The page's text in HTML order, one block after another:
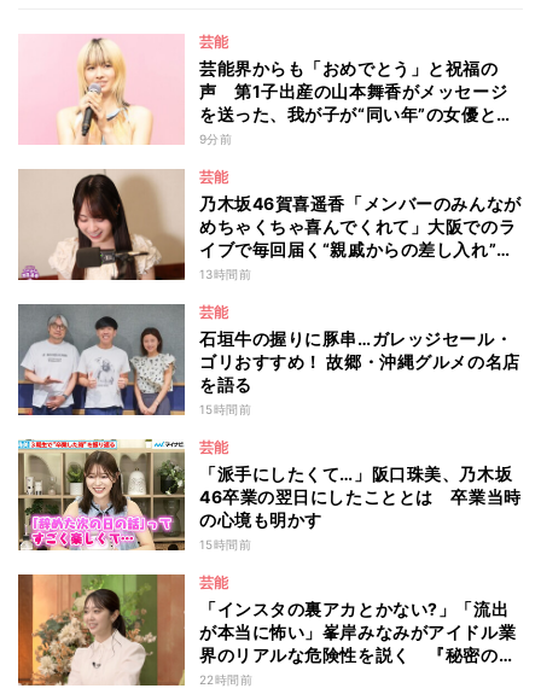
芸能
芸能界からも「おめでとう」と祝福の
声 第1子出産の山本舞香がメッセージ
を送った、我が子が“同い年”の女優と
は 今月1日には2年在籍した所属事務所
改めて考えながら…」
9分前
芸能
乃木坂46賀喜遥香「メンバーのみんなが
めちゃくちゃ喜んでくれて」大阪でのラ
イブで毎回届く“親戚からの差し入れ”と
は？
13時間前
芸能
石垣牛の握りに豚串…ガレッジセール・
ゴリおすすめ！ 故郷・沖縄グルメの名店
を語る
15時間前
芸能
「派手にしたくて…」阪口珠美、乃木坂
46卒業の翌日にしたこととは 卒業当時
の心境も明かす
15時間前
芸能
「インスタの裏アカとかない?」「流出
が本当に怖い」峯岸みなみがアイドル業
界のリアルな危険性を説く 『秘密のマ
マ園』特別編
22時間前